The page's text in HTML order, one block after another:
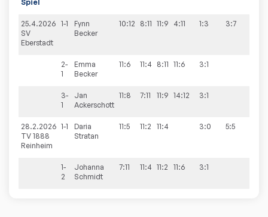
Spiel
25.4.2026
SV
Eberstadt
1-1
Fynn
Becker
10:12 8:11 11:9 4:11 1:3 3:7
2-
1
Emma
Becker
11:6 11:4 8:11 11:6 3:1
3-
1
Jan
Ackerschott
11:8 7:11 11:9 14:12 3:1
28.2.2026
TV 1888
Reinheim
1-1
Daria
Stratan
11:5 11:2 11:4 3:0 5:5
1-
2
Johanna
Schmidt
7:11 11:4 11:2 11:6 3:1